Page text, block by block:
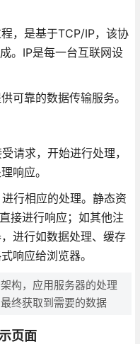
，是基于TCP/IP，该协
。IP是每一台互联网设
可靠的数据传输服务。
请求，开始进行处理，
响应。
行相应的处理。静态资
接进行响应；如其他注
进行如数据处理、缓存
响应给浏览器。
构，应用服务器的处理
终获取到需要的数据
页面